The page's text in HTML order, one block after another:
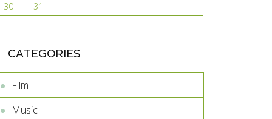
30
31
CATEGORIES
Film
Music